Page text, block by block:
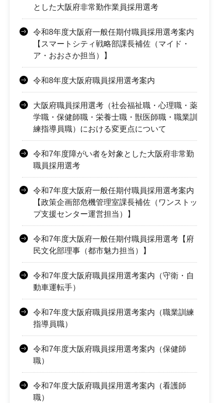
とした大阪府非常勤作業員採用選考
令和8年度大阪府一般任期付職員採用選考案内
【スマートシティ戦略部課長補佐（マイド・
ア・おおさか担当）】
令和8年度大阪府職員採用選考案内
大阪府職員採用選考（社会福祉職・心理職・薬
学職・保健師職・栄養士職・獣医師職・職業訓
練指導員職）における変更点について
令和7年度障がい者を対象とした大阪府非常勤
職員採用選考
令和7年度大阪府一般任期付職員採用選考案内
【政策企画部危機管理室課長補佐（ワンストッ
プ支援センター運営担当）】
令和7年度大阪府一般任期付職員採用選考【府
民文化部理事（都市魅力担当）】
令和7年度大阪府職員採用選考案内（守衛・自
動車運転手）
令和7年度大阪府職員採用選考案内（職業訓練
指導員職）
令和7年度大阪府職員採用選考案内（保健師
職）
令和7年度大阪府職員採用選考案内（看護師
職）